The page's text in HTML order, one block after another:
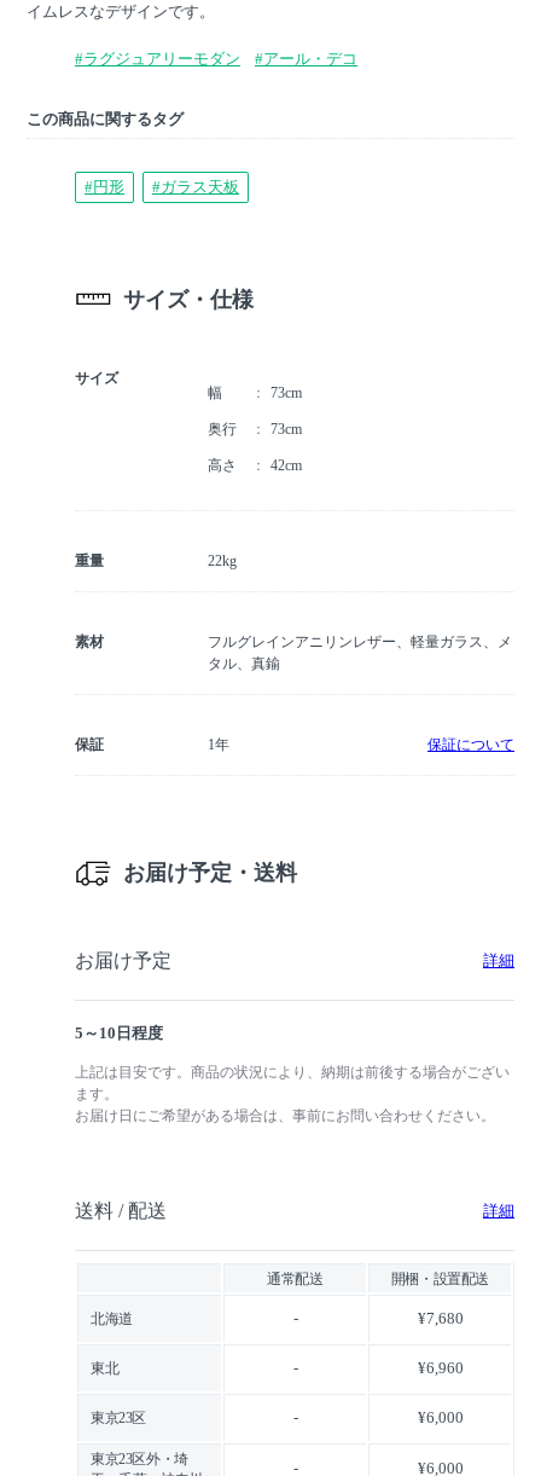
イムレスなデザインです。
#ラグジュアリーモダン #アール・デコ
この商品に関するタグ
#円形 #ガラス天板
サイズ・仕様
サイズ
幅
73cm
奥行 73cm
高さ 42cm
重量 22kg
素材
フルグレインアニリンレザー、軽量ガラス、メ
タル、真鍮
保証 1年 保証について
お届け予定・送料
お届け予定 詳細
5～10日程度
上記は目安です。商品の状況により、納期は前後する場合がござい
ます。
お届け日にご希望がある場合は、事前にお問い合わせください。
送料 / 配送 詳細
通常配送 開梱・設置配送
北海道 - ¥7,680
東北 - ¥6,960
東京23区 - ¥6,000
東京23区外・埼
- ¥6,000